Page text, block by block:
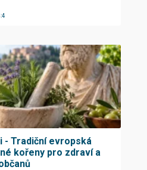
- Tradiční evropská
kořeny pro zdraví a